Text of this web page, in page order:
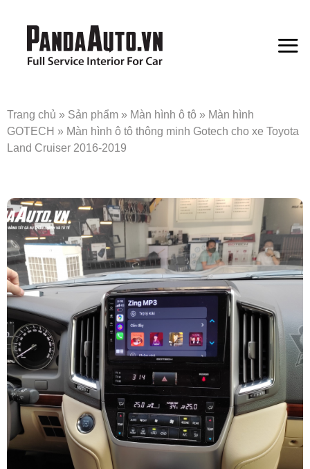
Trang chủ » Sản phẩm » Màn hình ô tô » Màn hình
GOTECH » Màn hình ô tô thông minh Gotech cho xe Toyota
Land Cruiser 2016-2019